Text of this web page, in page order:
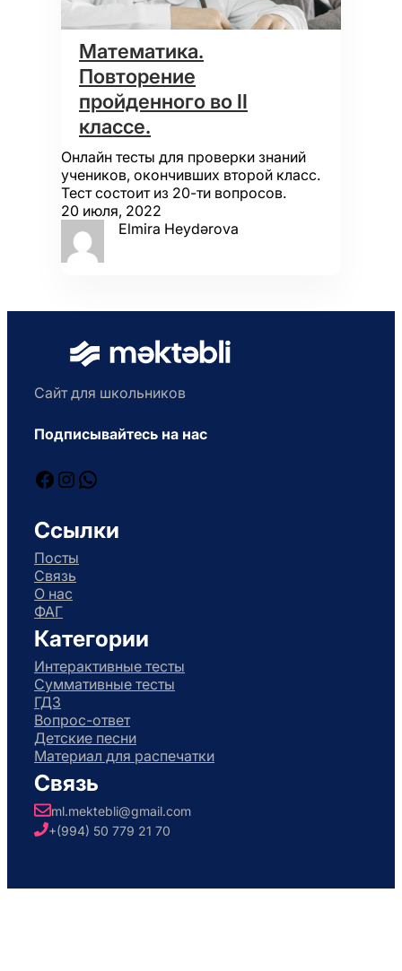
Математика.
Повторение
пройденного во II
классе.
Онлайн тесты для проверки знаний
учеников, окончивших второй класс.
Тест состоит из 20-ти вопросов.
20 июля, 2022
Elmira Heydərova
Сайт для школьников
Подписывайтесь на нас
Facebook
Instagram
WhatsApp
Ссылки
Посты
Связь
О нас
ФАГ
Категории
Интерактивные тесты
Суммативные тесты
ГДЗ
Вопрос-ответ
Детские песни
Материал для распечатки
Связь
ml.mektebli@gmail.com
+(994) 50 779 21 70